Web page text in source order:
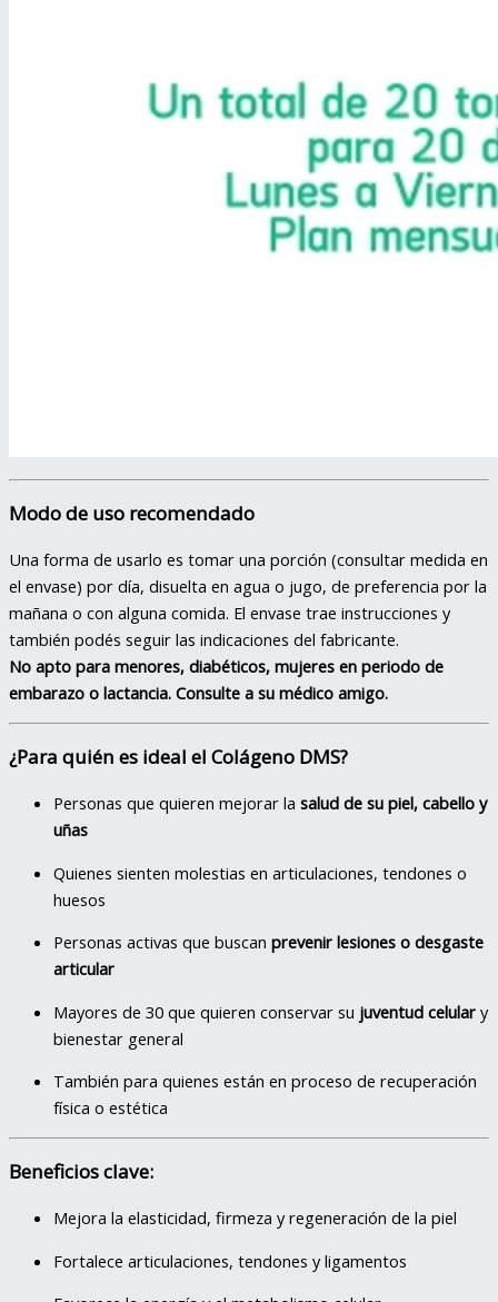
Modo de uso recomendado
Una forma de usarlo es tomar una porción (consultar medida en
el envase) por día, disuelta en agua o jugo, de preferencia por la
mañana o con alguna comida. El envase trae instrucciones y
también podés seguir las indicaciones del fabricante.
No apto para menores, diabéticos, mujeres en periodo de
embarazo o lactancia. Consulte a su médico amigo.
¿Para quién es ideal el Colágeno DMS?
Personas que quieren mejorar la salud de su piel, cabello y
uñas
Quienes sienten molestias en articulaciones, tendones o
huesos
Personas activas que buscan prevenir lesiones o desgaste
articular
Mayores de 30 que quieren conservar su juventud celular y
bienestar general
También para quienes están en proceso de recuperación
física o estética
Beneficios clave:
Mejora la elasticidad, firmeza y regeneración de la piel
Fortalece articulaciones, tendones y ligamentos